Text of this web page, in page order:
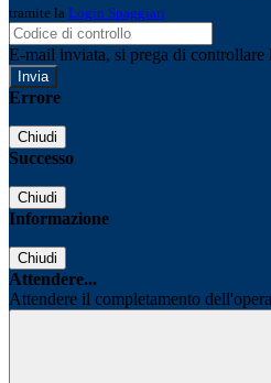
tramite la Login Spaggiari
E-mail inviata, si prega di controllare
Errore
Chiudi
Successo
Chiudi
Informazione
Chiudi
Attendere...
Attendere il completamento